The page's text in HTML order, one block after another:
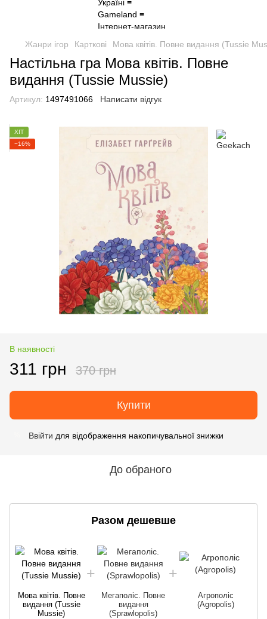
Жанри ігор Карткові Мова квітів. Повне видання (Tussie
Настільна гра Мова квітів. Повне
видання (Tussie Mussie)
Артикул: 1497491066 Написати відгук
ХІТ
−16%
В наявності
311 грн 370 грн
Купити
Ввійти для відображення накопичувальної знижки
До обраного
Разом дешевше
Мова квітів. Повне
видання (Tussie
Mussie)
Мегаполіс. Повне
видання
(Sprawlopolis)
Агрополіс
(Agropolis)